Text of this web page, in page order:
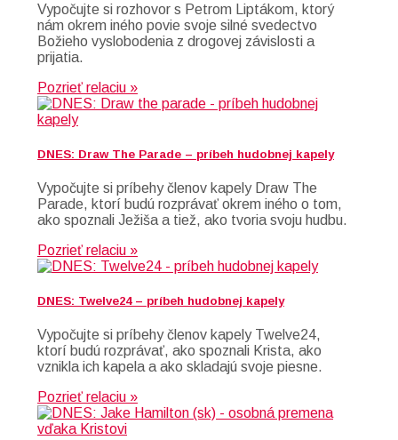
Vypočujte si rozhovor s Petrom Liptákom, ktorý
nám okrem iného povie svoje silné svedectvo
Božieho vyslobodenia z drogovej závislosti a
prijatia.
Pozrieť relaciu »
DNES: Draw The Parade – príbeh hudobnej kapely
Vypočujte si príbehy členov kapely Draw The
Parade, ktorí budú rozprávať okrem iného o tom,
ako spoznali Ježiša a tiež, ako tvoria svoju hudbu.
Pozrieť relaciu »
DNES: Twelve24 – príbeh hudobnej kapely
Vypočujte si príbehy členov kapely Twelve24,
ktorí budú rozprávať, ako spoznali Krista, ako
vznikla ich kapela a ako skladajú svoje piesne.
Pozrieť relaciu »